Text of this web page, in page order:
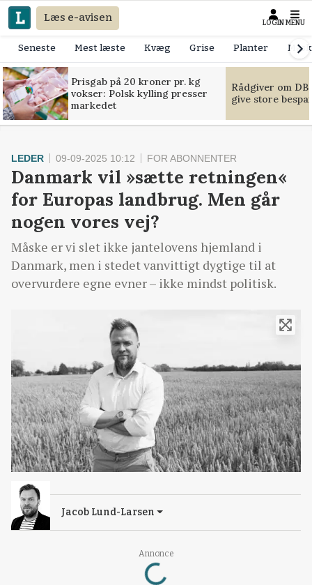
Læs e-avisen LOGIN MENU
Seneste Mest læste Kvæg Grise Planter
Prisgab på 20 kroner pr. kg
vokser: Polsk kylling presser
markedet
Rådgiver om
give store
Annonce
Loading...
LEDER 09-09-2025 10:12 FOR ABONNENTER
Danmark vil »sætte retningen«
for Europas landbrug. Men går
nogen vores vej?
Måske er vi slet ikke jantelovens hjemland i
Danmark, men i stedet vanvittigt dygtige til at
overvurdere egne evner – ikke mindst politisk.
Jacob Lund-Larsen